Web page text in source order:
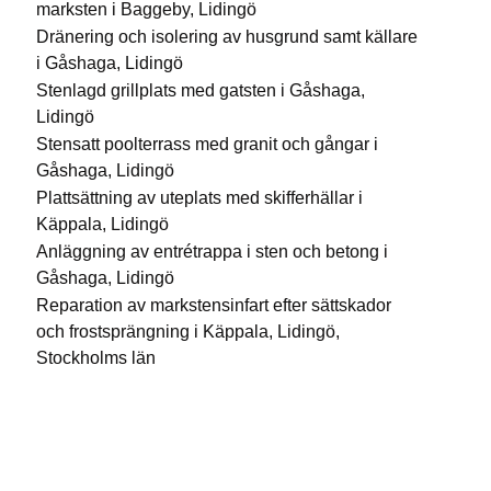
marksten i Baggeby, Lidingö
Dränering och isolering av husgrund samt källare
i Gåshaga, Lidingö
Stenlagd grillplats med gatsten i Gåshaga,
Lidingö
Stensatt poolterrass med granit och gångar i
Gåshaga, Lidingö
Plattsättning av uteplats med skifferhällar i
Käppala, Lidingö
Anläggning av entrétrappa i sten och betong i
Gåshaga, Lidingö
Reparation av markstensinfart efter sättskador
och frostsprängning i Käppala, Lidingö,
Stockholms län